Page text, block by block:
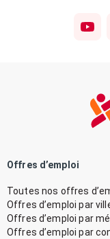
Offres d’emploi
Toutes nos offres
Offres d’emploi par
Offres d’emploi par
Offres d’emploi par